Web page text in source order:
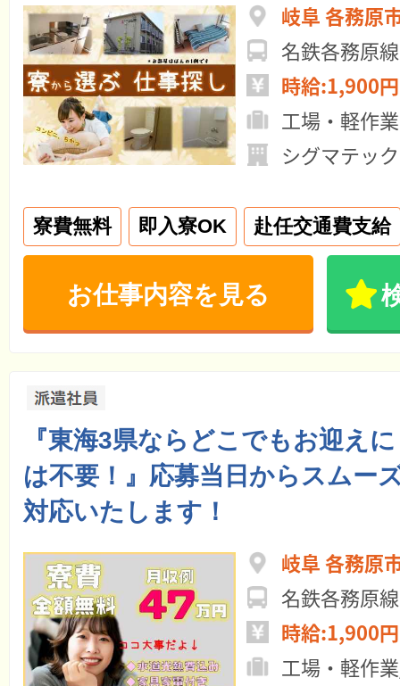
岐阜 各務原
名鉄各務原
時給:1,900
工場・軽作業
シグマテッ
寮費無料 即入寮OK 赴任交通費支給
お仕事内容を見る
『東海3県ならどこでもお迎え
は不要！』応募当日からスムー
対応いたします！
岐阜 各務原
名鉄各務
時給:1,900
工場・軽作